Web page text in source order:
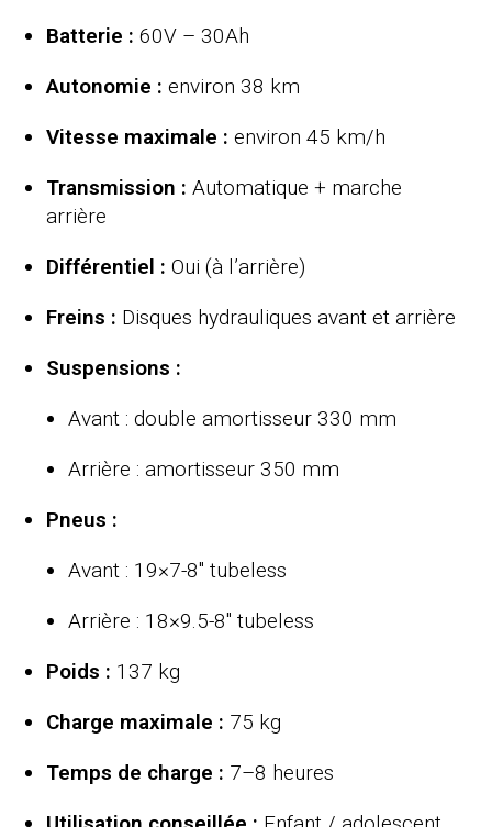
Batterie : 60V – 30Ah
Autonomie : environ 38 km
Vitesse maximale : environ 45 km/h
Transmission : Automatique + marche
arrière
Différentiel : Oui (à l’arrière)
Freins : Disques hydrauliques avant et arrière
Suspensions :
Avant : double amortisseur 330 mm
Arrière : amortisseur 350 mm
Pneus :
Avant : 19×7-8″ tubeless
Arrière : 18×9.5-8″ tubeless
Poids : 137 kg
Charge maximale : 75 kg
Temps de charge : 7–8 heures